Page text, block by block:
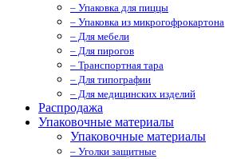
– Упаковка для пиццы
– Упаковка из микрогофрокартона
– Для мебели
– Для пирогов
– Транспортная тара
– Для типографии
– Для медицинских изделий
Распродажа
Упаковочные материалы
Упаковочные материалы
– Уголки защитные